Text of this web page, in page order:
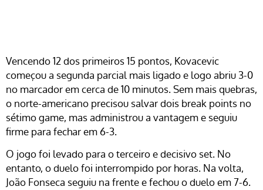
Vencendo 12 dos primeiros 15 pontos, Kovacevic
começou a segunda parcial mais ligado e logo abriu 3-0
no marcador em cerca de 10 minutos. Sem mais quebras,
o norte-americano precisou salvar dois break points no
sétimo game, mas administrou a vantagem e seguiu
firme para fechar em 6-3.
O jogo foi levado para o terceiro e decisivo set. No
entanto, o duelo foi interrompido por horas. Na volta,
João Fonseca seguiu na frente e fechou o duelo em 7-6.